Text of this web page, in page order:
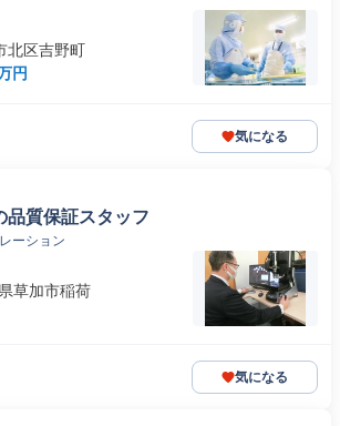
北区吉野町
円
気になる
品質保証スタッフ
ーション
草加市稲荷
気になる